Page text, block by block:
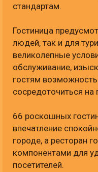
стандартам.
Гостиница
людей, так и для
великолепные
обслуживание,
гостям
сосредоточиться на
66 роскошных
впечатление
городе, а ресторан
компонентами для
посетителей.